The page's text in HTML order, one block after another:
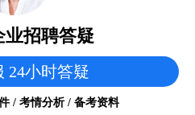
业招聘答疑
24小时答疑
/ 考情分析 / 备考资料